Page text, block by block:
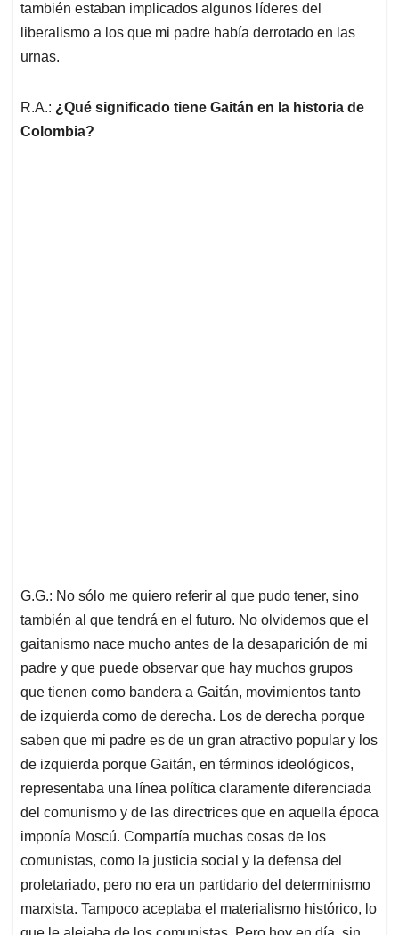
también estaban implicados algunos líderes del
liberalismo a los que mi padre había derrotado en las
urnas.
R.A.: ¿Qué significado tiene Gaitán en la historia de
Colombia?
G.G.: No sólo me quiero referir al que pudo tener, sino
también al que tendrá en el futuro. No olvidemos que el
gaitanismo nace mucho antes de la desaparición de mi
padre y que puede observar que hay muchos grupos
que tienen como bandera a Gaitán, movimientos tanto
de izquierda como de derecha. Los de derecha porque
saben que mi padre es de un gran atractivo popular y los
de izquierda porque Gaitán, en términos ideológicos,
representaba una línea política claramente diferenciada
del comunismo y de las directrices que en aquella época
imponía Moscú. Compartía muchas cosas de los
comunistas, como la justicia social y la defensa del
proletariado, pero no era un partidario del determinismo
marxista. Tampoco aceptaba el materialismo histórico, lo